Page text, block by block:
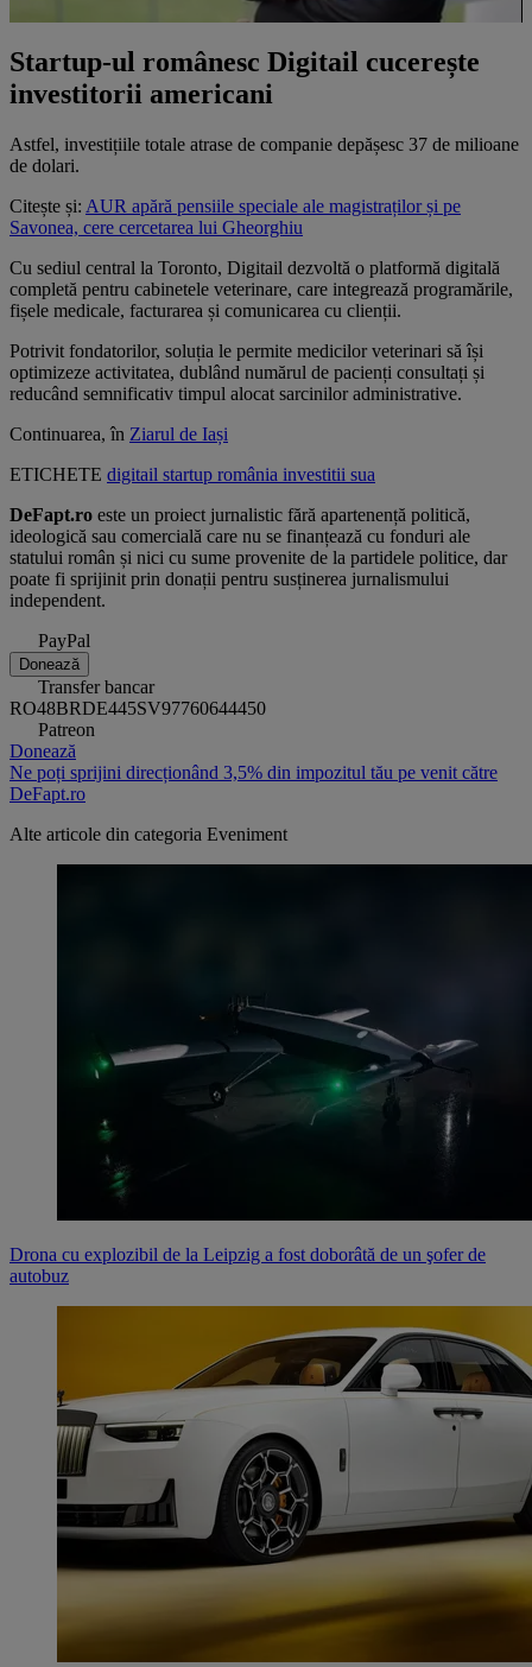
Startup-ul românesc Digitail cucerește
investitorii americani
Astfel, investițiile totale atrase de companie depășesc 37 de milioane
de dolari.
Citește și: AUR apără pensiile speciale ale magistraților și pe
Savonea, cere cercetarea lui Gheorghiu
Cu sediul central la Toronto, Digitail dezvoltă o platformă digitală
completă pentru cabinetele veterinare, care integrează programările,
fișele medicale, facturarea și comunicarea cu clienții.
Potrivit fondatorilor, soluția le permite medicilor veterinari să își
optimizeze activitatea, dublând numărul de pacienți consultați și
reducând semnificativ timpul alocat sarcinilor administrative.
Continuarea, în Ziarul de Iași
ETICHETE digitail startup românia investitii sua
DeFapt.ro este un proiect jurnalistic fără apartenență politică,
ideologică sau comercială care nu se finanțează cu fonduri ale
statului român și nici cu sume provenite de la partidele politice, dar
poate fi sprijinit prin donații pentru susținerea jurnalismului
independent.
PayPal
Donează
Transfer bancar
RO48BRDE445SV97760644450
Patreon
Donează
Ne poți sprijini direcționând 3,5% din impozitul tău pe venit către
DeFapt.ro
Alte articole din categoria Eveniment
Drona cu explozibil de la Leipzig a fost doborâtă de un şofer de
autobuz